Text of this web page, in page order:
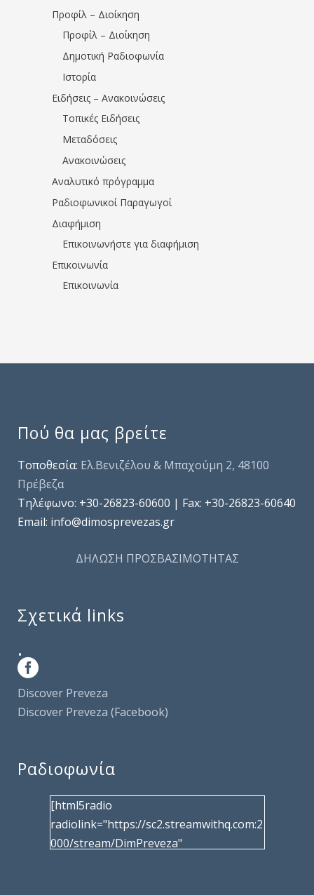
Προφίλ – Διοίκηση
Προφίλ – Διοίκηση
Δημοτική Ραδιοφωνία
Ιστορία
Ειδήσεις – Ανακοινώσεις
Τοπικές Ειδήσεις
Μεταδόσεις
Ανακοινώσεις
Αναλυτικό πρόγραμμα
Ραδιοφωνικοί Παραγωγοί
Διαφήμιση
Επικοινωνήστε για διαφήμιση
Επικοινωνία
Επικοινωνία
Πού θα μας βρείτε
Τοποθεσία: Ελ.Βενιζέλου & Μπαχούμη 2, 48100
Πρέβεζα
Τηλέφωνo: +30-26823-60600 | Fax: +30-26823-60640
Email: info@dimosprevezas.gr
ΔΗΛΩΣΗ ΠΡΟΣΒΑΣΙΜΟΤΗΤΑΣ
Σχετικά links
.
Discover Preveza
Discover Preveza (Facebook)
Ραδιοφωνία
[html5radio
radiolink="https://sc2.streamwithq.com:2
000/stream/DimPreveza"